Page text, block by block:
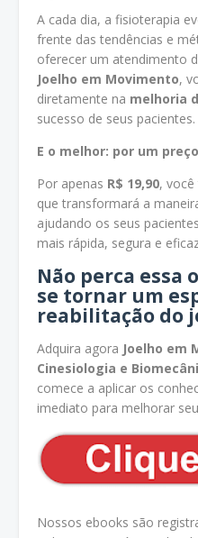
A cada dia, a fisioterapia
frente das tendências e
oferecer um atendimento
Joelho em Movimento,
diretamente na melhoria
sucesso de seus pacientes.
E o melhor: por um
Por apenas R$ 19,90,
que transformará a
ajudando os seus
mais rápida, segura e
Não perca essa
se tornar um
reabilitação do
Adquira agora Joelho em
Cinesiologia e
comece a aplicar os
imediato para melhorar
Nossos ebooks são